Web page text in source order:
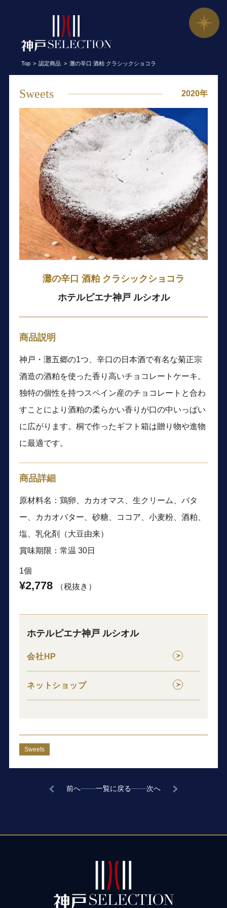
灘の辛口 酒粕 クラシックショコラ／ホ
Top 認定商品 灘の辛口 酒粕 クラシックショコラ
Sweets 2020年
灘の辛口 酒粕 クラシックショコラ
ホテルピエナ神戸 ルシオル
商品説明
神戸・灘五郷の1つ、辛口の日本酒で有名な菊正宗
酒造の酒粕を使った香り高いチョコレートケーキ。
独特の個性を持つスペイン産のチョコレートと合わ
すことにより酒粕の柔らかい香りが口の中いっぱい
に広がります。桐で作ったギフト箱は贈り物や進物
に最適です。
商品詳細
原材料名：鶏卵、カカオマス、生クリーム、バタ
ー、カカオバター、砂糖、ココア、小麦粉、酒粕、
塩、乳化剤（大豆由来）
賞味期限：常温 30日
1個
¥2,778 （税抜き）
ホテルピエナ神戸 ルシオル
会社HP
ネットショップ
Sweets
前へ 一覧に戻る 次へ